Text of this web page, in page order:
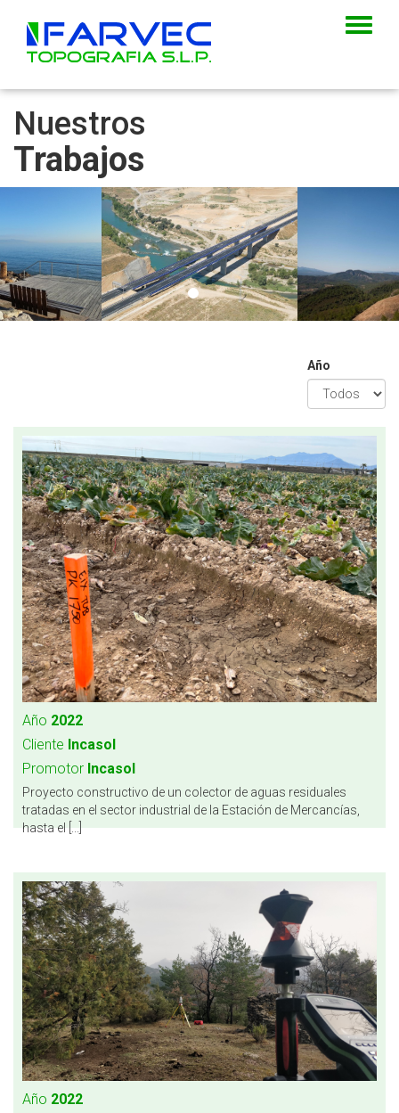
Nuestros
Trabajos
Año
Año 2022
Cliente Incasol
Promotor Incasol
Proyecto constructivo de un colector de aguas residuales
tratadas en el sector industrial de la Estación de Mercancías,
hasta el [...]
Año 2022